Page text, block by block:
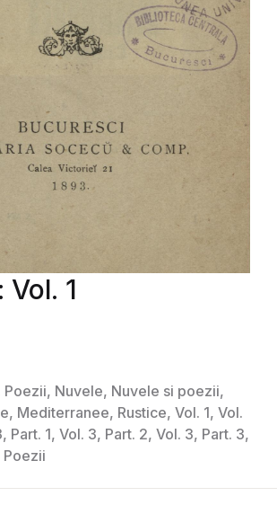
Vol. 1
Poezii, Nuvele, Nuvele si poezii,
Mediterranee, Rustice, Vol. 1, Vol.
Part. 1, Vol. 3, Part. 2, Vol. 3, Part. 3,
Poezii